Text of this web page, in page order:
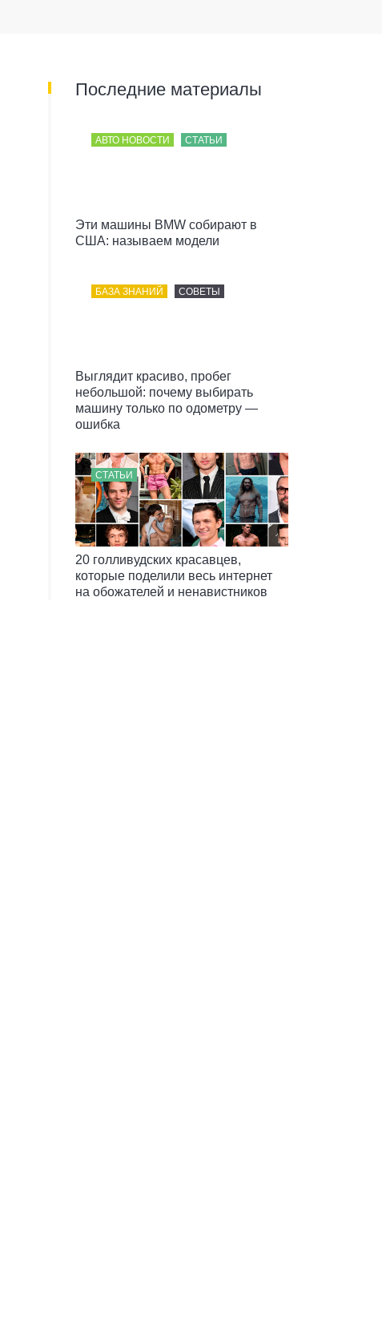
Последние материалы
АВТО НОВОСТИ СТАТЬИ
Эти машины BMW собирают в
США: называем модели
БАЗА ЗНАНИЙ СОВЕТЫ
Выглядит красиво, пробег
небольшой: почему выбирать
машину только по одометру —
ошибка
СТАТЬИ
20 голливудских красавцев,
которые поделили весь интернет
на обожателей и ненавистников